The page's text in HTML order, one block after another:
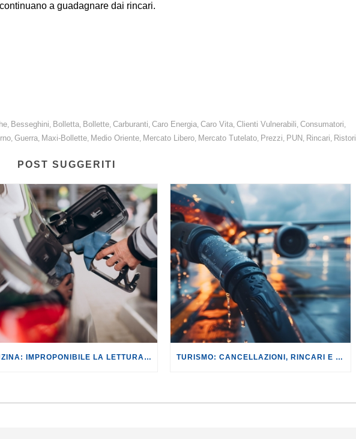
a guadagnare dai rincari.
, Besseghini, Bolletta, Bollette, Carburanti, Caro Energia, Caro Vita, Clienti Vulnerabili, Consumatori,
, Guerra, Maxi-Bollette, Medio Oriente, Mercato Libero, Mercato Tutelato, Prezzi, PUN, Rincari, Ristori
POST SUGGERITI
BENZINA: IMPROPONIBILE LA LETTURA SECONDO CUI PROROGARE IL TAGLIO DELLE ACCISE SIGNIFICA TASSARE TUTTI I CITTADINI. TURISMO: CANCELLAZIONI, RINCARI E MAGGIORAZIONI DI VOLI E PRENOTAZIONI.